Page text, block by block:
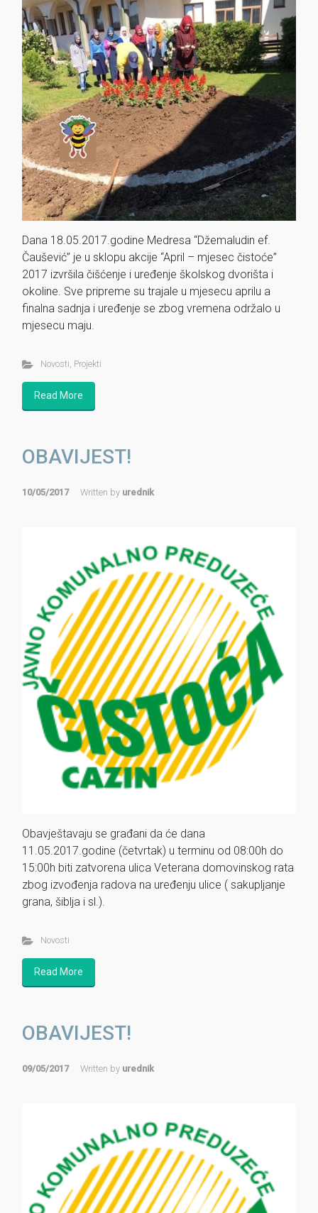
Dana 18.05.2017.godine Medresa “Džemaludin ef.
Čaušević” je u sklopu akcije “April – mjesec čistoće”
2017 izvršila čišćenje i uređenje školskog dvorišta i
okoline. Sve pripreme su trajale u mjesecu aprilu a
finalna sadnja i uređenje se zbog vremena održalo u
mjesecu maju.
Novosti, Projekti
Read More
OBAVIJEST!
10/05/2017 Written by urednik
Obavještavaju se građani da će dana
11.05.2017.godine (četvrtak) u terminu od 08:00h do
15:00h biti zatvorena ulica Veterana domovinskog rata
zbog izvođenja radova na uređenju ulice ( sakupljanje
grana, šiblja i sl.).
Novosti
Read More
OBAVIJEST!
09/05/2017 Written by urednik